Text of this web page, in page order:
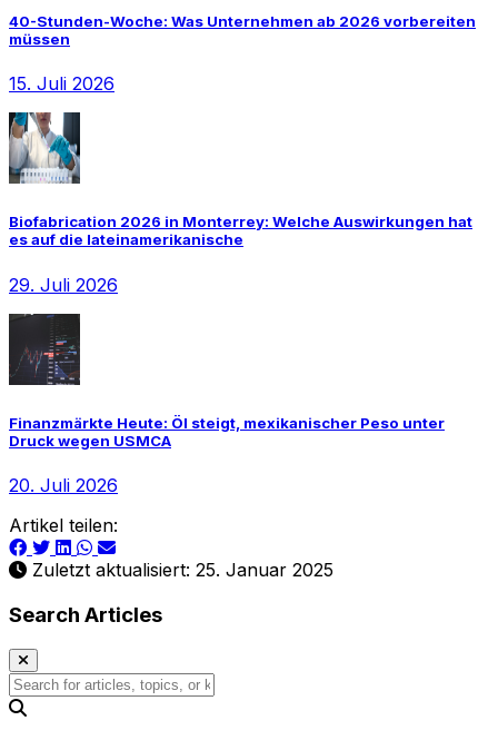
40-Stunden-Woche: Was Unternehmen ab 2026 vorbereiten
müssen
15. Juli 2026
Biofabrication 2026 in Monterrey: Welche Auswirkungen hat
es auf die lateinamerikanische
29. Juli 2026
Finanzmärkte Heute: Öl steigt, mexikanischer Peso unter
Druck wegen USMCA
20. Juli 2026
Artikel teilen:
Zuletzt aktualisiert: 25. Januar 2025
Search Articles